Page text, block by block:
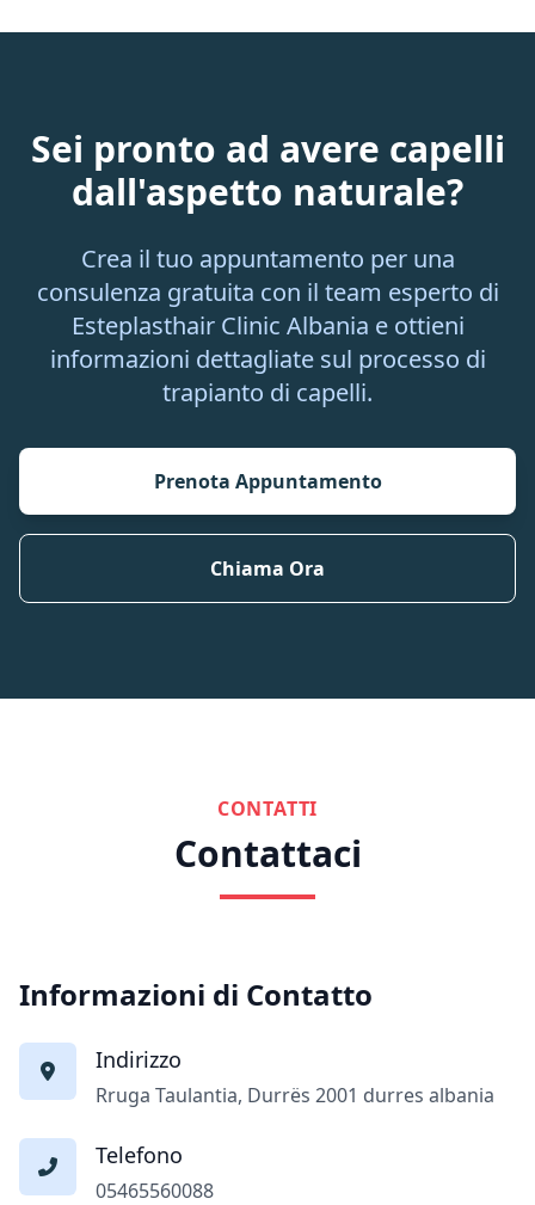
Sei pronto ad avere capelli
dall'aspetto naturale?
Crea il tuo appuntamento per una
consulenza gratuita con il team esperto di
Esteplasthair Clinic Albania e ottieni
informazioni dettagliate sul processo di
trapianto di capelli.
Prenota Appuntamento
Chiama Ora
CONTATTI
Contattaci
Informazioni di Contatto
Indirizzo
Rruga Taulantia, Durrës 2001 durres albania
Telefono
05465560088